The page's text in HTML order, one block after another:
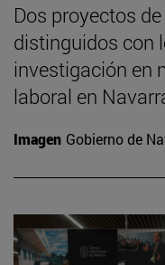
Dos proyectos
distinguidos con
investigación en
laboral en
Imagen Gobierno de